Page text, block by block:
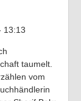
13:13
taumelt.
vom